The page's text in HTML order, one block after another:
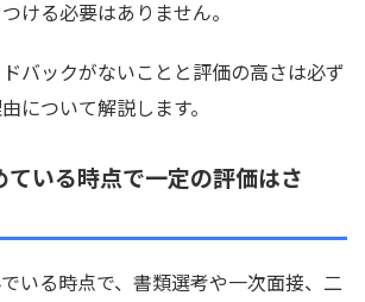
ける必要はありません。
バックがないことと評価の高さは必ず
について解説します。
ている時点で一定の評価はさ
いる時点で、書類選考や一次面接、二